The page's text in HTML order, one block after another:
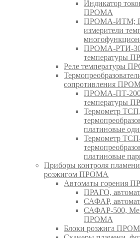
Индикатор
ПРОМА
ПРОМА-ИТМ;
измерители
ПРОМА-РТИ-
температуры
Реле температуры
сопротивления
ПРОМА-ПТ-200,
температуры
Термометр ТСП,
платиновые
Термометр
платиновые
Приборы контроля
розжигом ПРОМА
Автоматы горения
ПРАГО,
САФАР,
САФАР-500,
ПРОМА
Блоки розжига